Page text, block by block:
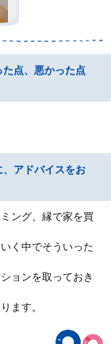
点、悪かった点
アドバイスをお
ング、縁で家を買
く中でそういった
ョンを取っておき
ます。